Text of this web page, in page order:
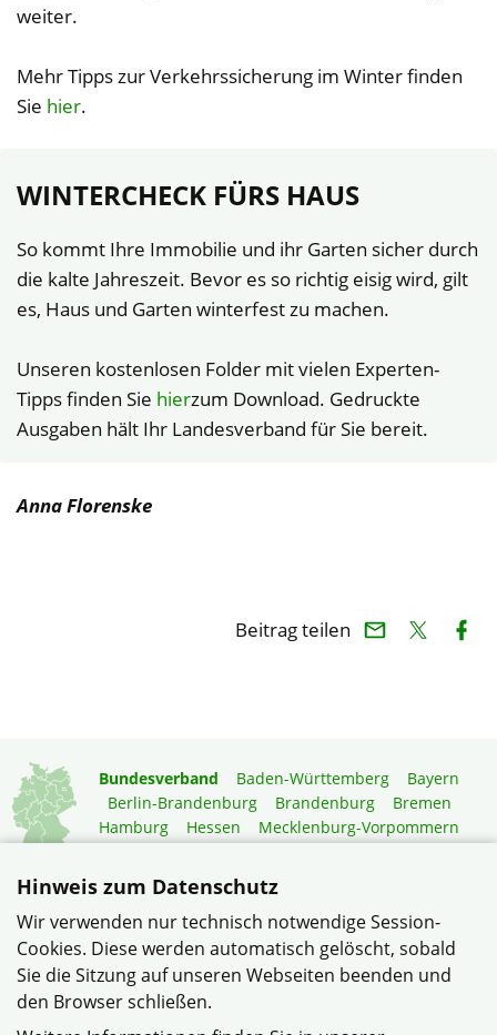
weiter.
Mehr Tipps zur Verkehrssicherung im Winter finden
Sie hier.
WINTERCHECK FÜRS HAUS
So kommt Ihre Immobilie und ihr Garten sicher durch
die kalte Jahreszeit. Bevor es so richtig eisig wird, gilt
es, Haus und Garten winterfest zu machen.
Unseren kostenlosen Folder mit vielen Experten-
Tipps finden Sie hierzum Download. Gedruckte
Ausgaben hält Ihr Landesverband für Sie bereit.
Anna Florenske
Beitrag teilen
Bundesverband Baden-Württemberg
Bayern
Berlin-Brandenburg
Brandenburg
Bremen
Hamburg
Hessen
Mecklenburg-Vorpommern
Rheinland-Pfalz
Sachsen-Anhalt
Schleswig-Holstein
Mitgliedermagazin
Gartenberatung
© Verband Wohneigentum e.V. |
der bundesweit größte Verband für selbstnutzende
Hinweis zum Datenschutz
Wir verwenden nur technisch notwendige Session-
Cookies. Diese werden automatisch gelöscht, sobald
Sie die Sitzung auf unseren Webseiten beenden und
den Browser schließen.